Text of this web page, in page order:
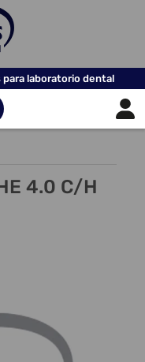
laboratorio dental
4.0 C/H